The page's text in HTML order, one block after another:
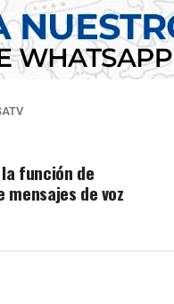
función de
de voz